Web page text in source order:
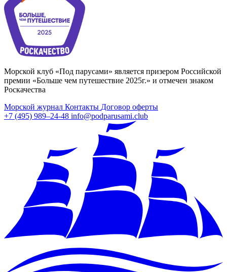
Морской клуб «Под парусами» является призером Российской
премии «Больше чем путешествие 2025г.» и отмечен знаком
Роскачества
Морской журнал Контакты Договор оферты
+7 (495) 989–24-48 info@podparusami.club